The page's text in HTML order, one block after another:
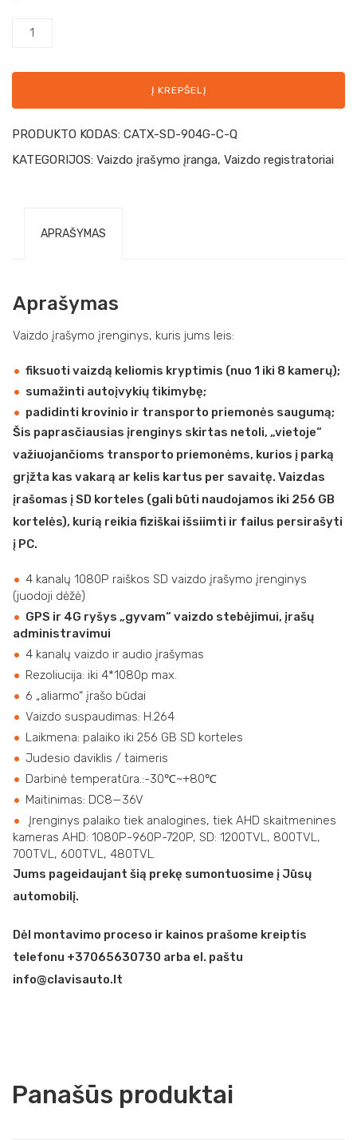
Į KREPŠELĮ
PRODUKTO KODAS: CATX-SD-904G-C-Q
KATEGORIJOS: Vaizdo įrašymo įranga, Vaizdo registratoriai
APRAŠYMAS
Aprašymas
Vaizdo įrašymo įrenginys, kuris jums leis:
fiksuoti vaizdą keliomis kryptimis (nuo 1 iki 8 kamerų);
sumažinti autoįvykių tikimybę;
padidinti krovinio ir transporto priemonės saugumą;
Šis paprasčiausias įrenginys skirtas netoli, „vietoje“
važiuojančioms transporto priemonėms, kurios į parką
grįžta kas vakarą ar kelis kartus per savaitę. Vaizdas
įrašomas į SD korteles (gali būti naudojamos iki 256 GB
kortelės), kurią reikia fiziškai išsiimti ir failus persirašyti
į PC.
4 kanalų 1080P raiškos SD vaizdo įrašymo įrenginys
(juodoji dėžė)
GPS ir 4G ryšys „gyvam“ vaizdo stebėjimui, įrašų
administravimui
4 kanalų vaizdo ir audio įrašymas
Rezoliucija: iki 4*1080p max.
6 „aliarmo“ įrašo būdai
Vaizdo suspaudimas: H.264
Laikmena: palaiko iki 256 GB SD korteles
Judesio daviklis / taimeris
Darbinė temperatūra.:-30℃~+80℃
Maitinimas: DC8—36V
Įrenginys palaiko tiek analogines, tiek AHD skaitmenines
kameras AHD: 1080P-960P-720P, SD: 1200TVL, 800TVL,
700TVL, 600TVL, 480TVL.
Jums pageidaujant šią prekę sumontuosime į Jūsų
automobilį.
Dėl montavimo proceso ir kainos prašome kreiptis
telefonu +37065630730 arba el. paštu
info@clavisauto.lt
Panašūs produktai